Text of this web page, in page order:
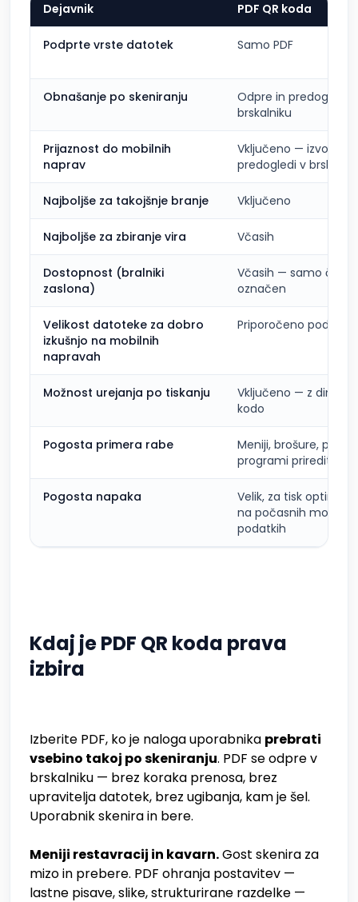
Dejavnik PDF QR koda
Podprte vrste datotek Samo PDF
Obnašanje po skeniranju
Odpre in predogleda
brskalniku
Prijaznost do mobilnih
naprav
Vključeno — izvorno
predogledi v
Najboljše za takojšnje branje Vključeno
Najboljše za zbiranje vira Včasih
Dostopnost (bralniki
zaslona)
Včasih — samo če je
označen
Velikost datoteke za dobro
izkušnjo na mobilnih
napravah
Priporočeno pod 2 MB
Možnost urejanja po tiskanju
Vključeno — z
kodo
Pogosta primera rabe
Meniji, brošure,
programi prireditev
Pogosta napaka
Velik, za tisk
na počasnih mobilnih
podatkih
Kdaj je PDF QR koda prava
izbira
Izberite PDF, ko je naloga uporabnika prebrati
vsebino takoj po skeniranju. PDF se odpre v
brskalniku — brez koraka prenosa, brez
upravitelja datotek, brez ugibanja, kam je šel.
Uporabnik skenira in bere.
Meniji restavracij in kavarn.Gost skenira za
mizo in prebere. PDF ohranja postavitev —
lastne pisave, slike, strukturirane razdelke —